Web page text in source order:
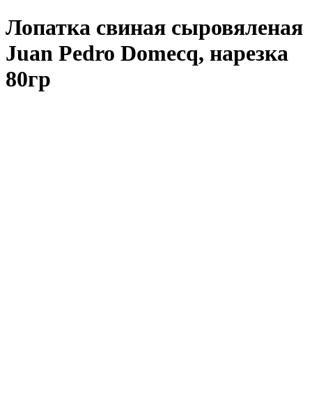
Лопатка свиная сыровяленая
Juan Pedro Domecq, нарезка
80гр